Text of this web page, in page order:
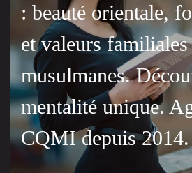
: beauté orientale,
et valeurs familiales
musulmanes.
mentalité unique.
CQMI depuis 2014.